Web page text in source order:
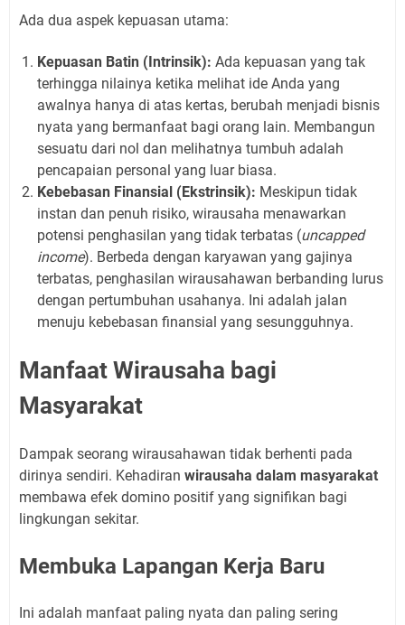
Ada dua aspek kepuasan utama:
Kepuasan Batin (Intrinsik): Ada kepuasan yang tak
terhingga nilainya ketika melihat ide Anda yang
awalnya hanya di atas kertas, berubah menjadi bisnis
nyata yang bermanfaat bagi orang lain. Membangun
sesuatu dari nol dan melihatnya tumbuh adalah
pencapaian personal yang luar biasa.
Kebebasan Finansial (Ekstrinsik): Meskipun tidak
instan dan penuh risiko, wirausaha menawarkan
potensi penghasilan yang tidak terbatas (uncapped
income). Berbeda dengan karyawan yang gajinya
terbatas, penghasilan wirausahawan berbanding lurus
dengan pertumbuhan usahanya. Ini adalah jalan
menuju kebebasan finansial yang sesungguhnya.
Manfaat Wirausaha bagi
Masyarakat
Dampak seorang wirausahawan tidak berhenti pada
dirinya sendiri. Kehadiran wirausaha dalam masyarakat
membawa efek domino positif yang signifikan bagi
lingkungan sekitar.
Membuka Lapangan Kerja Baru
Ini adalah manfaat paling nyata dan paling sering